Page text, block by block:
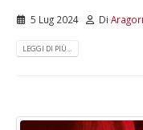
5 Lug 2024 Di
LEGGI DI PIÙ...